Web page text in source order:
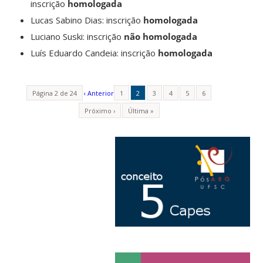
inscrição homologada
Lucas Sabino Dias: inscrição homologada
Luciano Suski: inscrição não homologada
Luís Eduardo Candeia: inscrição homologada
Página 2 de 24 ‹ Anterior 1 2 3 4 5
6
Próximo ›
Última »